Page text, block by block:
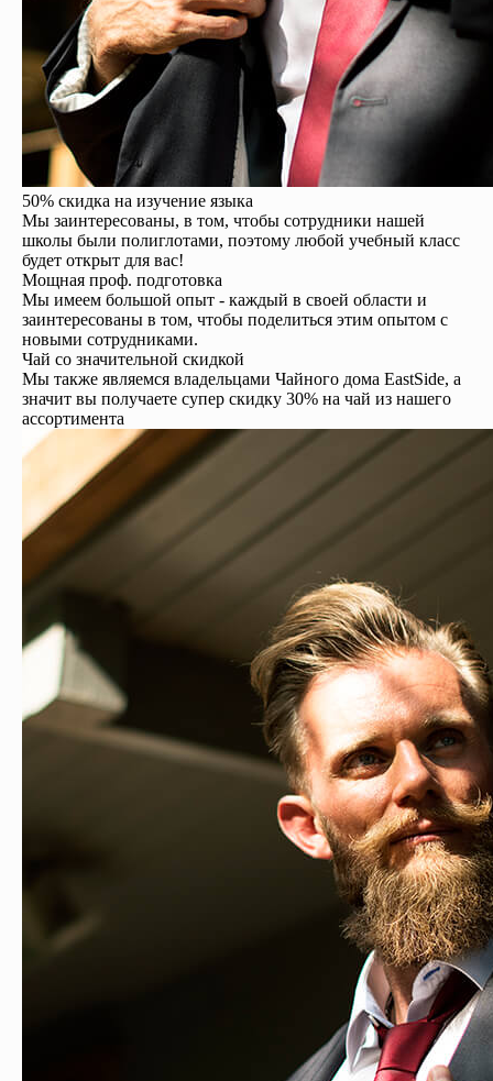
50% скидка на изучение языка
Мы заинтересованы, в том, чтобы сотрудники нашей
школы были полиглотами, поэтому любой учебный класс
будет открыт для вас!
Мощная проф. подготовка
Мы имеем большой опыт - каждый в своей области и
заинтересованы в том, чтобы поделиться этим опытом с
новыми сотрудниками.
Чай со значительной скидкой
Мы также являемся владельцами Чайного дома EastSide, а
значит вы получаете супер скидку 30% на чай из нашего
ассортимента